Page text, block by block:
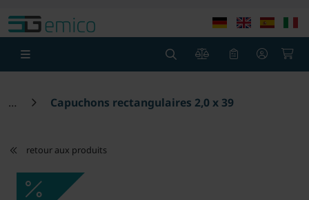
Capuchons rectangulaires 2,0 x 39
retour aux produits